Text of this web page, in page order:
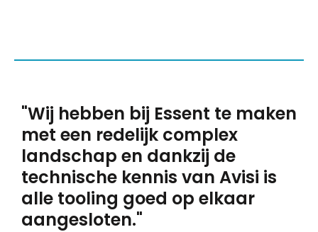
"Wij hebben bij Essent te maken
met een redelijk complex
landschap en dankzij de
technische kennis van Avisi is
alle tooling goed op elkaar
aangesloten."